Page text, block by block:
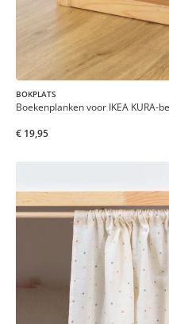
BOKPLATS
Boekenplanken voor IKEA KURA-
€ 19,95